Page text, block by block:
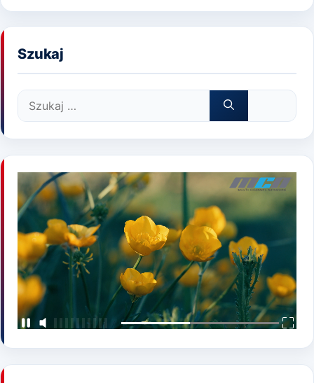
Szukaj
Szukaj: